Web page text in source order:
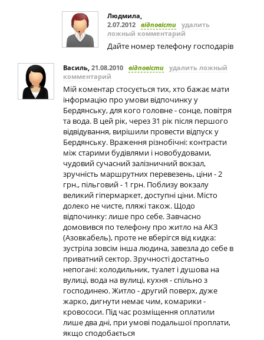
Людмила,
2.07.2012 відповісти удалить
ложный комментарий
Дайте номер телефону господарів
Василь, 21.08.2010 відповісти удалить ложный
комментарий
Мій коментар стосується тих, хто бажає мати
інформацію про умови відпочинку у
Бердянську, для кого головне - сонце, повітря
та вода. В цей рік, через 31 рік після першого
відвідування, вирішили провести відпуск у
Бердянську. Враження різнобічні: контрасти
між старими будівлями і новобудовами,
чудовий сучасний залізничний вокзал,
зручність маршрутних перевезень, ціни - 2
грн., пільговий - 1 грн. Поблизу вокзалу
великий гіпермаркет, доступні ціни. Місто
долеко не чисте, пляжі також. Щодо
відпочинку: лише про себе. Завчасно
домовився по телефону про житло на АКЗ
(Азовкабель), проте не вберігся від кидка:
зустріла зовсім інша людина, завезла до себе в
приватний сектор. Зручності достатньо
непогані: холодильник, туалет і душова на
вулиці, вода на вулиці, кухня - спільно з
господинею. Житло - другий поверх, дуже
жарко, дигнути немає чим, комарики -
кровососи. Під час розміщення оплатили
лише два дні, при умові подальшої проплати,
якщо сподобається